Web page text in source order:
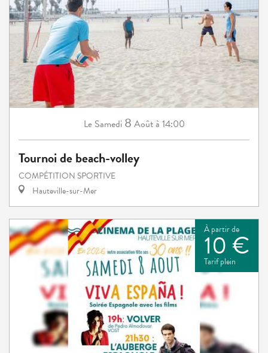
Le Samedi 8 Aoûtà 14:00
Tournoi de beach-volley
COMPÉTITION SPORTIVE
Hauteville-sur-Mer
À partir de
10 €
Tarif plein